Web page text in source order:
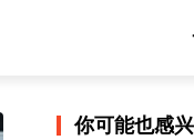
你可能也感